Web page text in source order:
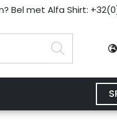
Bel met Alfa Shirt: